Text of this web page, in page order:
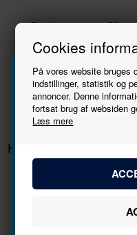
Cookies
På vores website bruges
indstillinger, statistik og
annoncer. Denne
fortsat brug af websiden
Læs mere
Producent
Piko
Varenr.
Skala
1:87 -
02/07/
Kunder købte også
Bliv den første til